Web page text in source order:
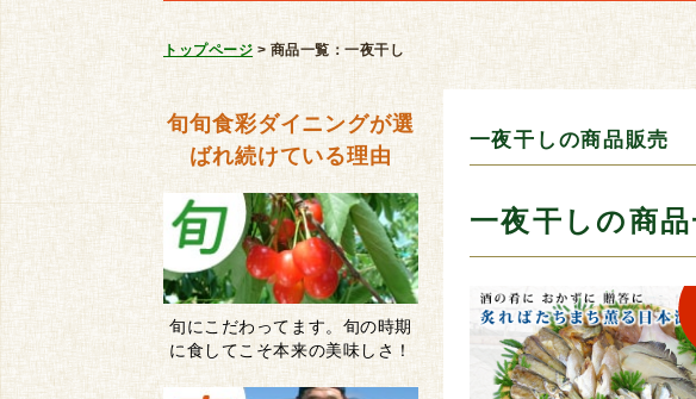
トップページ > 商品一覧：一夜干し
一夜干しの商品販売
一夜干しの商
旬旬食彩ダイニングが選
ばれ続けている理由
旬にこだわってます。旬の時期
に食してこそ本来の美味しさ！